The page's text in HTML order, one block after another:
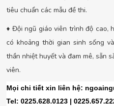
tiêu chuẩn các mẫu đề thi.
♦ Đội ngũ giáo viên trình độ cao,
có khoảng thời gian sinh sống
thần nhiệt huyết và đam mê, sẵn
viên.
Mọi chi tiết xin liên hệ:
Tel: 0225.628.0123 |